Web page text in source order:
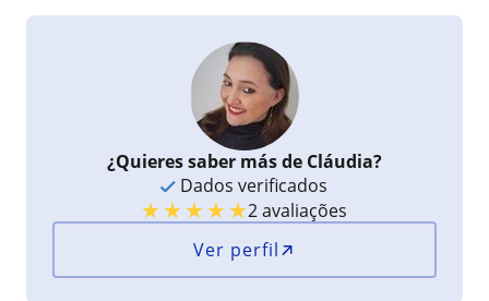
¿Quieres saber más de Cláudia?
Dados verificados
★★★★★2 avaliações
Ver perfil